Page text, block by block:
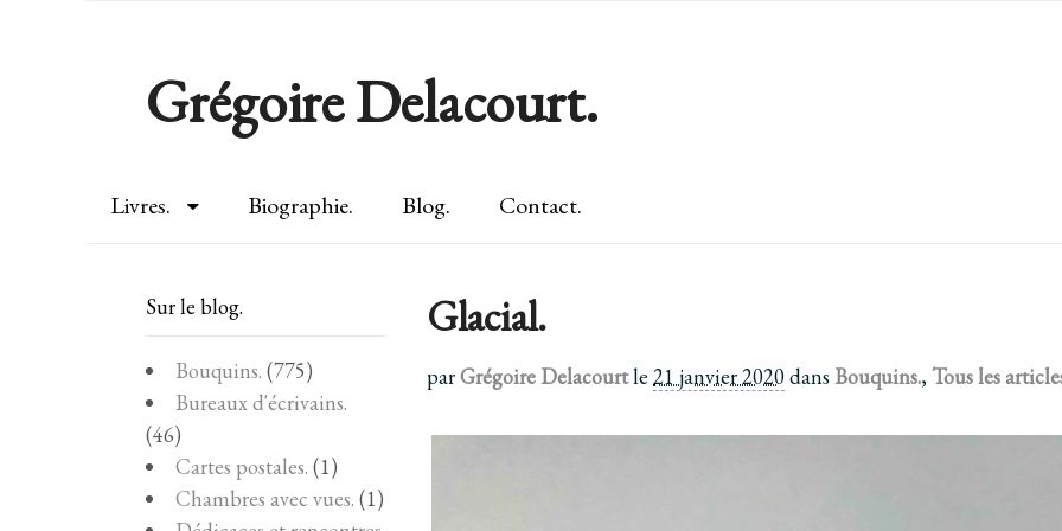
Grégoire Delacourt.
Livres. Biographie. Blog. Contact.
Glacial.
parGrégoire Delacourtle 21 janvier 2020dans Bouquins., Tous les
Sur le blog.
Bouquins. (775)
Bureaux d'écrivains.
(46)
Cartes postales. (1)
Chambres avec vues. (1)